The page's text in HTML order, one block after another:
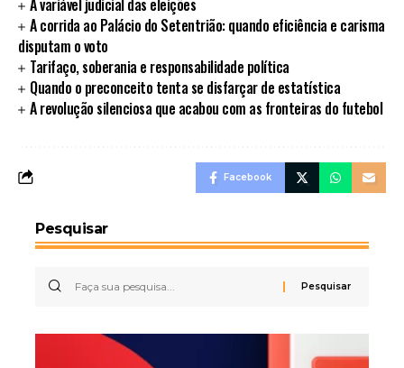
A variável judicial das eleições
A corrida ao Palácio do Setentrião: quando eficiência e carisma
disputam o voto
Tarifaço, soberania e responsabilidade política
Quando o preconceito tenta se disfarçar de estatística
A revolução silenciosa que acabou com as fronteiras do futebol
Facebook
Pesquisar